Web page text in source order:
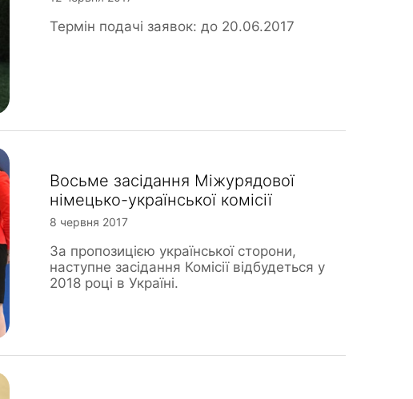
Термін подачі заявок: до 20.06.2017
Восьме засідання Міжурядової
німецько-української комісії
8 червня 2017
За пропозицією української сторони,
наступне засідання Комісії відбудеться у
2018 році в Україні.